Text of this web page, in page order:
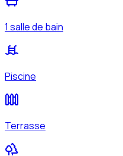
1 salle de bain
Piscine
Terrasse